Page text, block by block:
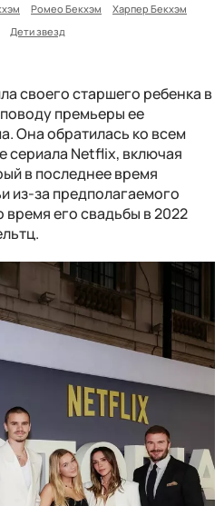
Ромео Бекхэм
Харпер Бекхэм
Дети звезд
своего старшего ребенка в
премьеры ее
Она обратилась ко всем
сериала Netflix, включая
в последнее время
из-за предполагаемого
время его свадьбы в 2022